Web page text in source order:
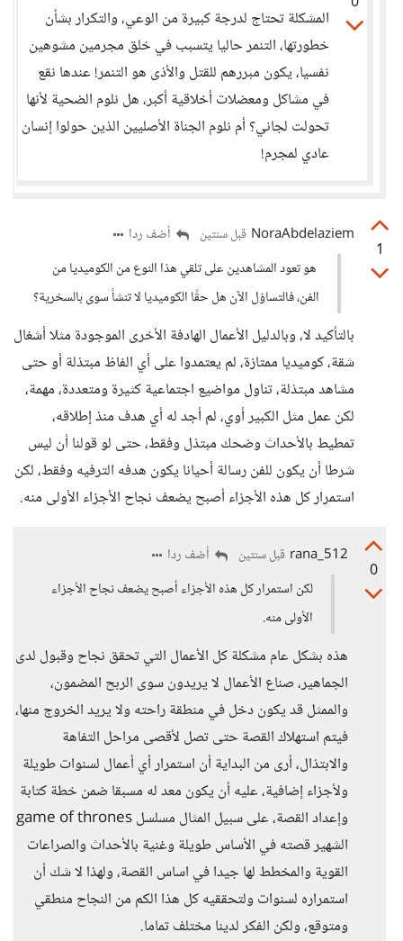
المشكلة تحتاج لدرجة كبيرة من الوعي، والتكرار بشأن
خطورتها، التنمر حاليا يتسبب في خلق مجرمين مشوهين
نفسيا، يكون مبررهم للقتل والأذى هو التنمر! عندها نقع
في مشاكل ومعضلات أخلاقية أكبر، هل نلوم الضحية لأنها
تحولت لجاني؟ أم نلوم الجناة الأصليين الذين حولوا إنسان
عادي لمجرم!
1
NoraAbdelaziem قبل سنتين
أضف ردا
هو تعود المشاهدين على تلقي هذا النوع من الكوميديا من
الفن، فالتساؤل الآن هل حقًا الكوميديا لا تنشأ سوى بالسخرية؟
بالتأكيد لا، وبالدليل الأعمال الهادفة الأخرى الموجودة مثلا أشغال
شقة، كوميديا ممتازة، لم يعتمدوا على أي الفاظ مبتذلة أو حتى
مشاهد مبتذلة، تناول مواضيع اجتماعية كثيرة ومتعددة، مهمة،
لكن عمل مثل الكبير أوي، لم أجد له أي هدف منذ إطلاقه،
تمطيط بالأحداث وضحك مبتذل وفقط، حتى لو قولنا أن ليس
شرطا أن يكون للفن رسالة أحيانا يكون هدفه الترفيه وفقط، لكن
استمرار كل هذه الأجزاء أصبح يضعف نجاح الأجزاء الأولى منه.
0
rana_512 قبل سنتين
أضف ردا
لكن استمرار كل هذه الأجزاء أصبح يضعف نجاح الأجزاء
الأولى منه.
هذه بشكل عام مشكلة كل الأعمال التي تحقق نجاح وقبول لدى
الجماهير، صناع الأعمال لا يريدون سوى الربح المضمون،
والممثل قد يكون دخل في منطقة راحته ولا يريد الخروج منها،
فيتم استهلاك القصة حتى تصل لأقصى مراحل التفاهة
والابتذال، أرى من البداية أن استمرار أي أعمال لسنوات طويلة
ولأجزاء إضافية، عليه أن يكون معد له مسبقا ضمن خطة كتابة
وإعداد القصة، على سبيل المثال مسلسل game of thrones
الشهير قصته في الأساس طويلة وغنية بالأحداث والصراعات
القوية والمخطط لها جيدا في اساس القصة، ولهذا لا شك أن
استمراره لسنوات ولتحققيه كل هذا الكم من النجاح منطقي
ومتوقع، ولكن الفكر لدينا مختلف تماما.